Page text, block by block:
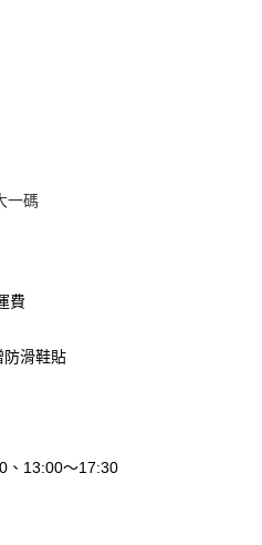
一碼
費
防滑鞋貼
、13:00～17:30